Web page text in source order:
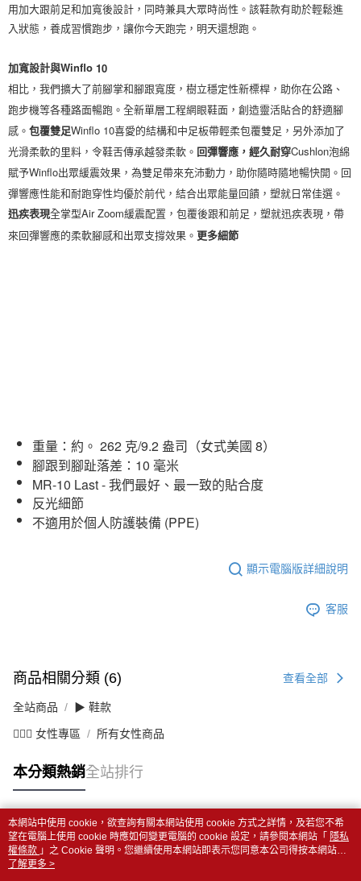
用加大跟前足和加寬後設計，同時兼具大眾時尚性。該鞋款有助於輕鬆進
入狀態，養成習慣跑步，讓你今天跑完，明天還想跑。
加寬設計與Winflo 10
相比，我們擴大了前腳掌和腳跟寬度，樹立穩定性新標桿，助你在公路、
跑步機等各種路面暢跑。 全新單層工程網眼鞋面，創造靈活貼合的舒適腳
感。 包覆雙足Winflo 10喜愛的結構和中足板帶輕柔包覆雙足，另外添加了
光滑柔軟的里料，令鞋舌傳承越發柔軟。 回彈響應，經久耐穿Cushlon泡綿
賦予Winflo出眾緩震效果，為雙足帶來充沛動力，助你隨時隨地暢快開。回
彈響應性能和耐跑穿性均優於前代，結合出眾能量回饋，塑就日常佳選。
迅疾表現全掌型Air Zoom緩震配置，包覆後跟和前足，塑就迅疾表現，帶
來回彈響應的柔軟腳感和出眾支撐效果。 更多細節
重量：約。 262 克/9.2 盎司（女式美國 8）
腳跟到腳趾落差：10 毫米
MR-10 Last - 我們最好、最一致的貼合度
反光細節
不適用於個人防護裝備 (PPE)
顯示電腦版詳細說明
客服
商品相關分類 (6) 查看全部
全站商品 ▶ 鞋款
💁🏻‍♀️ 女性專區 所有女性商品
本分類熱銷全站排行
熱門標籤
本網站中使用 cookie，欲查詢有關本網站使用 cookie 方式之詳情，及若您不希
望在電腦上使用 cookie 時應如何變更電腦的 cookie 設定，請參閱本網站「 隱私
權條款 」之 Cookie 聲明。您繼續使用本網站即表示您同意本公司得按本網站使
用條款之 Cookie 聲明使用 cookie。
了解更多 >